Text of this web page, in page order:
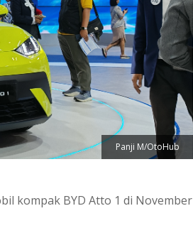
Panji M/OtoHub
kompak BYD Atto 1 di November